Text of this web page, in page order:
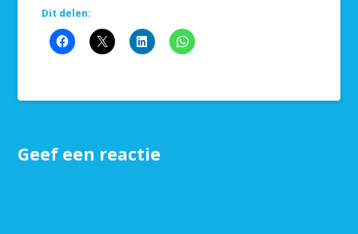
Dit delen:
Geef een reactie